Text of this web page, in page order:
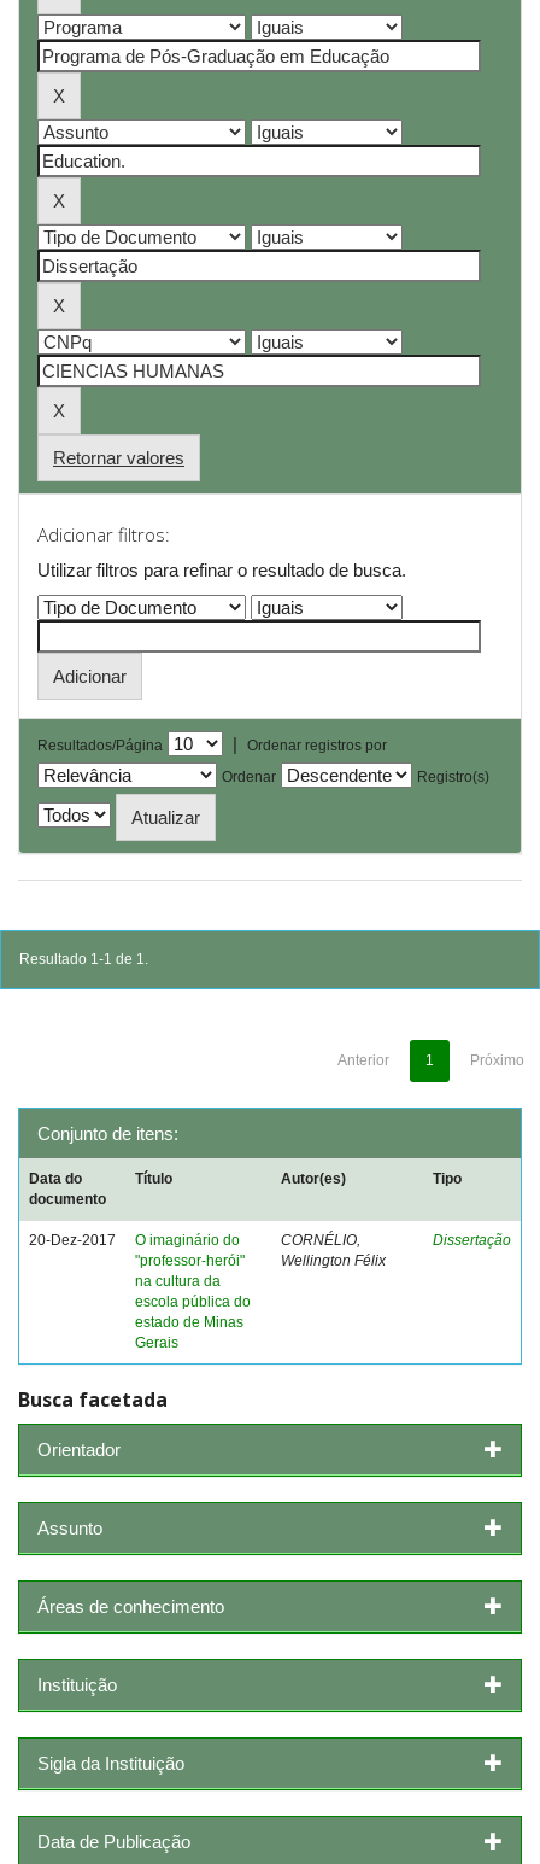
Retornar valores
Adicionar filtros:
Utilizar filtros para refinar o resultado de busca.
Resultados/Página |
Ordenar registros por
Ordenar
Registro(s)
Resultado 1-1 de 1.
Anterior 1 Próximo
Conjunto de itens:
Data do
documento
Título Autor(es) Tipo
20-Dez-2017
O imaginário do
"professor-herói"
na cultura da
escola pública do
estado de Minas
Gerais
CORNÉLIO,
Wellington Félix
Dissertação
Busca facetada
Orientador
Assunto
Áreas de conhecimento
Instituição
Sigla da Instituição
Data de Publicação